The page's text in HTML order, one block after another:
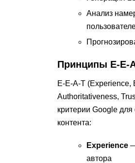
Анализ
Принципы E-E-
E-E-A-T (Experience,
Authoritativeness,
критерии Google для
контента:
Experience
автора